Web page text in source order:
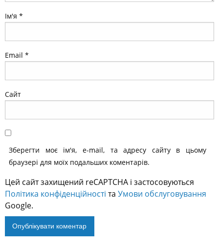
Ім'я *
Email *
Сайт
Зберегти моє ім'я, e-mail, та адресу сайту в цьому
браузері для моїх подальших коментарів.
Цей сайт захищений reCAPTCHA і застосовуються
Політика конфіденційності та Умови обслуговування
Google.